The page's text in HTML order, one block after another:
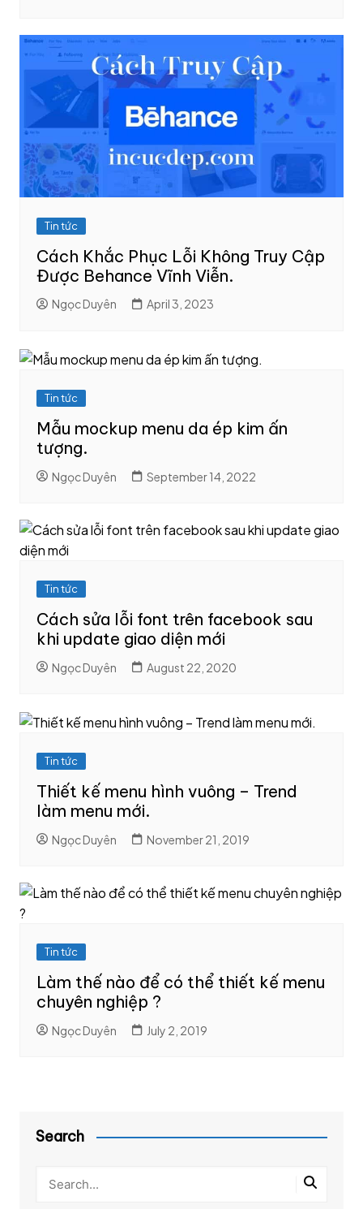
Tin tức
Cách Khắc Phục Lỗi Không Truy Cập
Được Behance Vĩnh Viễn.
Ngọc Duyên April 3, 2023
Tin tức
Mẫu mockup menu da ép kim ấn
tượng.
Ngọc Duyên September 14, 2022
Tin tức
Cách sửa lỗi font trên facebook sau
khi update giao diện mới
Ngọc Duyên August 22, 2020
Tin tức
Thiết kế menu hình vuông – Trend
làm menu mới.
Ngọc Duyên November 21, 2019
Tin tức
Làm thế nào để có thể thiết kế menu
chuyên nghiệp ?
Ngọc Duyên July 2, 2019
Search